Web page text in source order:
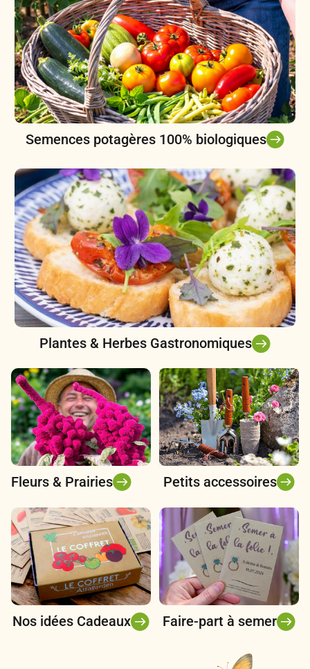
Semences potagères 100% biologiques
Plantes & Herbes Gastronomiques
Fleurs & Prairies Petits accessoires
Nos idées Cadeaux Faire-part à semer